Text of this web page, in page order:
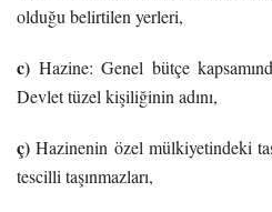
olduğu belirtilen yerleri,
c) Hazine: Genel bütçe
Devlet tüzel kişiliğinin adını,
ç) Hazinenin özel mülkiyetindeki
tescilli taşınmazları,